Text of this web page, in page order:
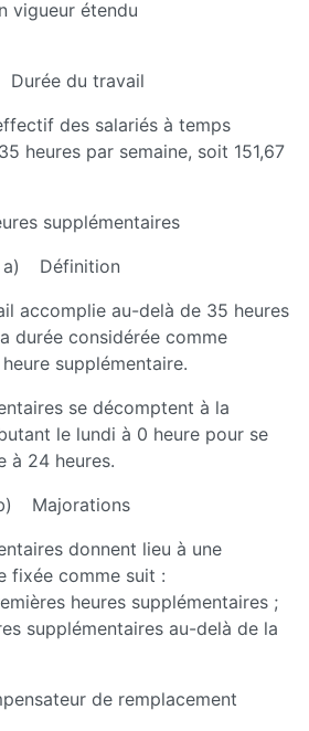
vigueur étendu
du travail
des salariés à temps
heures par semaine, soit 151,67
supplémentaires
a) Définition
accomplie au-delà de 35 heures
durée considérée comme
supplémentaire.
se décomptent à la
le lundi à 0 heure pour se
à 24 heures.
Majorations
donnent lieu à une
fixée comme suit :
heures supplémentaires ;
supplémentaires au-delà de la
de remplacement